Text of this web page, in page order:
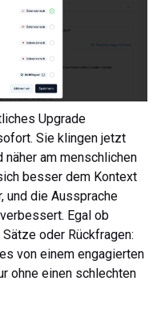
Upgrade
Sie klingen jetzt
näher am menschlichen
besser dem Kontext
und die Aussprache
Egal ob
oder Rückfragen:
von einem engagierten
ohne einen schlechten